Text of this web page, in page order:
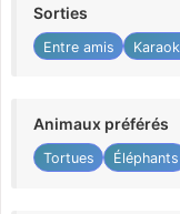
Sorties
Entre amis
Animaux préférés
Tortues Éléphants